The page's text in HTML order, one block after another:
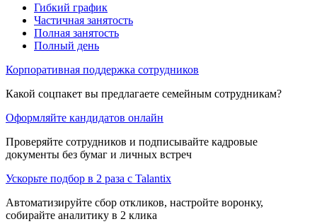
Гибкий график
Частичная занятость
Полная занятость
Полный день
Корпоративная поддержка сотрудников
Какой соцпакет вы предлагаете семейным сотрудникам?
Оформляйте кандидатов онлайн
Проверяйте сотрудников и подписывайте кадровые
документы без бумаг и личных встреч
Ускорьте подбор в 2 раза с Talantix
Автоматизируйте сбор откликов, настройте воронку,
собирайте аналитику в 2 клика